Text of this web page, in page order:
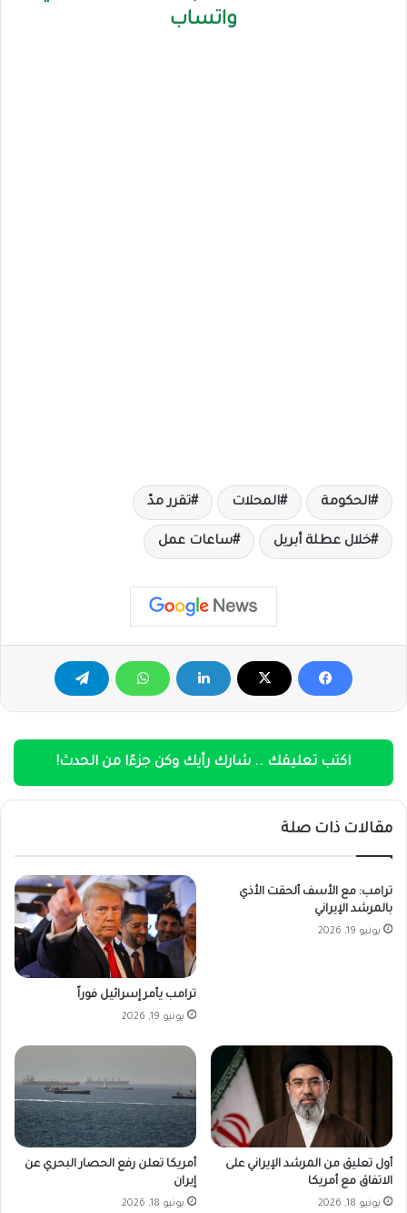
واتساب
الحكومة المحلات تقرر مدّ
خلال عطلة أبريل ساعات عمل
اكتب تعليقك .. شارك رأيك وكن جزءًا من الحدث!
مقالات ذات صلة
ترامب: مع الأسف ألحقت الأذي
بالمرشد الإيراني
يونيو 19, 2026
ترامب يأمر إسرائيل فوراً
يونيو 19, 2026
أول تعليق من المرشد الإيراني على
الاتفاق مع أمريكا
يونيو 18, 2026
أمريكا تعلن رفع الحصار البحري عن
إيران
يونيو 18, 2026